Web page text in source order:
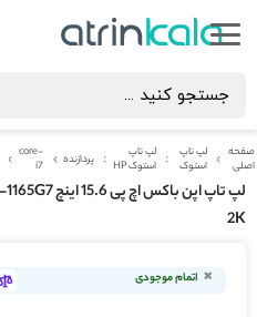
صفحه
اصلی
لپ تاپ
استوک
لپ تاپ
استوک HP
پردازنده
core-
i7
2K
اتمام موجودی